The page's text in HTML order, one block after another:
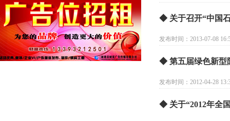
◆ 关于召开“中国
发布时间：2013-07-08
◆ 第五届绿色新型
发布时间：2012-04-28
◆ 关于“2012年全